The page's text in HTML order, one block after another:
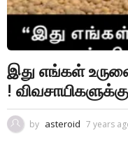
இது எங்கள்
!
by asteroid 7 years